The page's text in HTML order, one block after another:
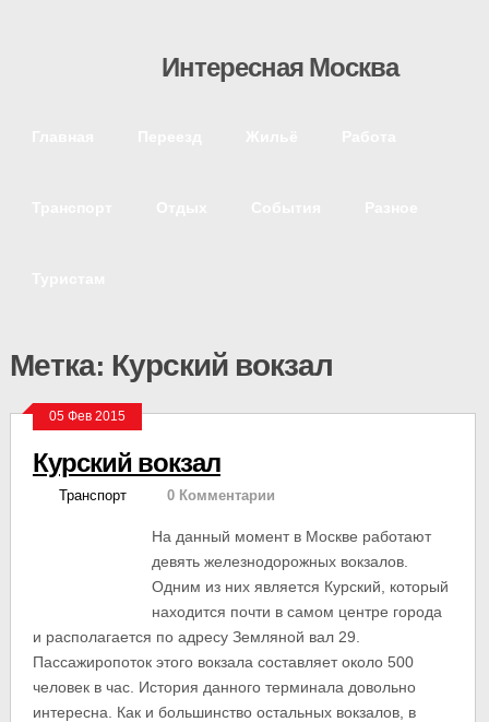
Интересная Москва
Метка: Курский вокзал
05 Фев 2015
Курский вокзал
Транспорт 0 Комментарии
На данный момент в Москве работают
девять железнодорожных вокзалов.
Одним из них является Курский, который
находится почти в самом центре города
и располагается по адресу Земляной вал 29.
Пассажиропоток этого вокзала составляет около 500
человек в час. История данного терминала довольно
интересна. Как и большинство остальных вокзалов, в